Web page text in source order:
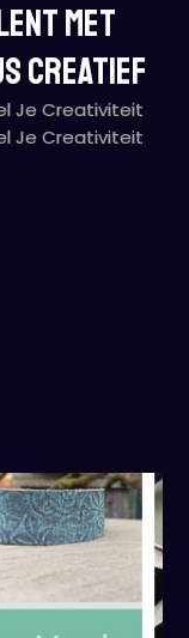
met
Creatief
Je Creativiteit
Je Creativiteit